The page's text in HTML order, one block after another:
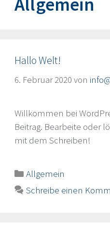
Hallo Welt!
6. Februar 2020 von
Willkommen bei
Beitrag. Bearbeite oder
mit dem Schreiben!
Allgemein
Schreibe einen